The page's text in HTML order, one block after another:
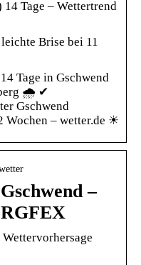
Tage – Wettertrend
Brise bei 11
Tage in Gschwend
🌧️ ✔
Gschwend
Wochen – wetter.de ☀
–